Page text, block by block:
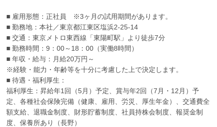
■ 雇用形態：正社員 ※3ヶ月の試用期間があります。
■ 勤務地：本社／東京都江東区塩浜2-25-14
■ 交通：東京メトロ東西線「東陽町駅」より徒歩7分
■ 勤務時間：9：00～18：00（実働8時間）
■ 年収・給与：月給20万円～
※経験・能力・年齢等を十分に考慮した上で決定します。
■ 待遇・福利厚生：
福利厚生：昇給年1回（5月）予定、賞与年2回（7月・12月）予
定、各種社会保険完備（健康、雇用、労災、厚生年金）、交通費全
額支給、退職金制度、財形貯蓄制度、社員持株会制度、報奨金制
度、保養所あり（長野）